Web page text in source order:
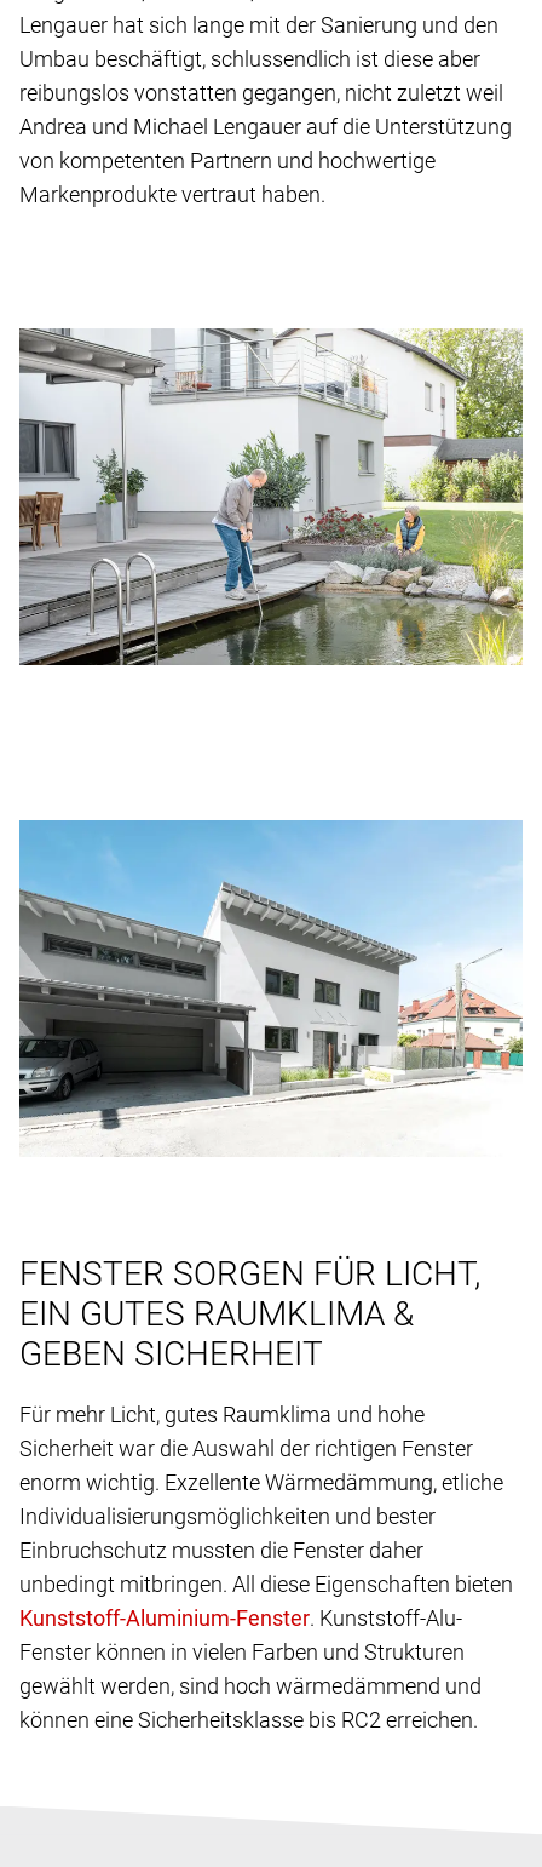
Lengauer hat sich lange mit der Sanierung und den
Umbau beschäftigt, schlussendlich ist diese aber
reibungslos vonstatten gegangen, nicht zuletzt weil
Andrea und Michael Lengauer auf die Unterstützung
von kompetenten Partnern und hochwertige
Markenprodukte vertraut haben.
FENSTER SORGEN FÜR LICHT,
EIN GUTES RAUMKLIMA &
GEBEN SICHERHEIT
Für mehr Licht, gutes Raumklima und hohe
Sicherheit war die Auswahl der richtigen Fenster
enorm wichtig. Exzellente Wärmedämmung, etliche
Individualisierungsmöglichkeiten und bester
Einbruchschutz mussten die Fenster daher
unbedingt mitbringen. All diese Eigenschaften bieten
. Kunststoff-Alu-
Fenster können in vielen Farben und Strukturen
gewählt werden, sind hoch wärmedämmend und
können eine Sicherheitsklasse bis RC2 erreichen.